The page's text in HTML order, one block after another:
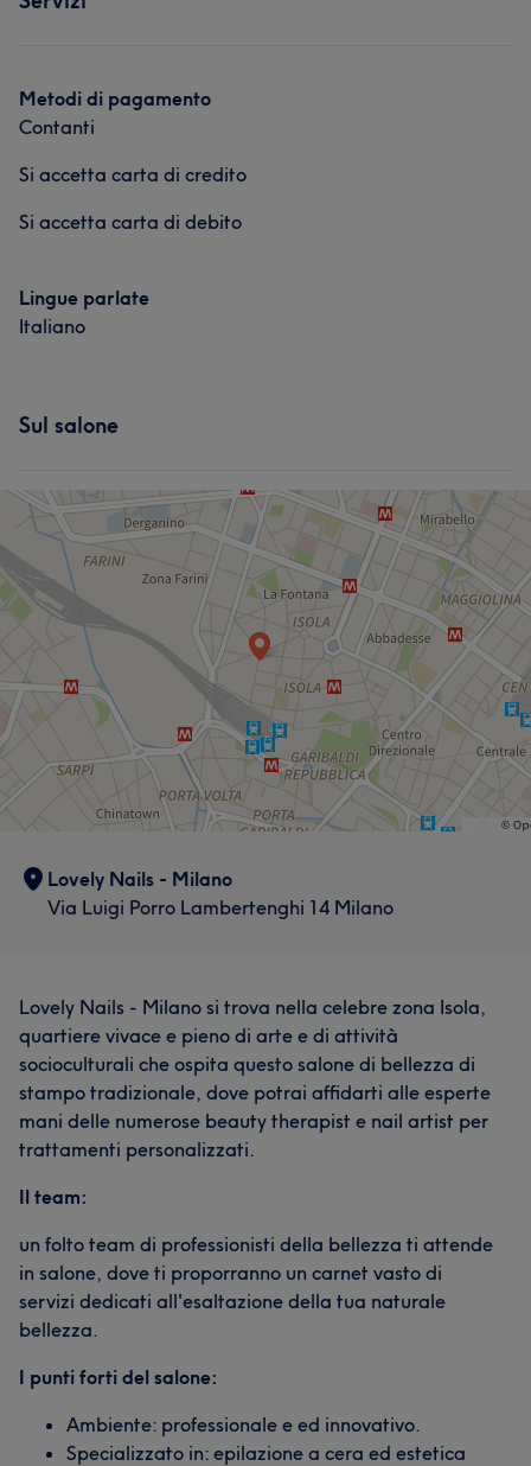
Metodi di pagamento
Contanti
Si accetta carta di credito
Si accetta carta di debito
Lingue parlate
Italiano
Sul salone
Lovely Nails - Milano
Via Luigi Porro Lambertenghi 14 Milano
Lovely Nails - Milano si trova nella celebre zona Isola,
quartiere vivace e pieno di arte e di attività
socioculturali che ospita questo salone di bellezza di
stampo tradizionale, dove potrai affidarti alle esperte
mani delle numerose beauty therapist e nail artist per
trattamenti personalizzati.
Il team:
un folto team di professionisti della bellezza ti attende
in salone, dove ti proporranno un carnet vasto di
servizi dedicati all'esaltazione della tua naturale
bellezza.
I punti forti del salone:
Ambiente: professionale e ed innovativo.
Specializzato in: epilazione a cera ed estetica